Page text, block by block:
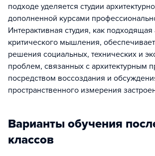
подходе уделяется студии
дополненной курсами
Интерактивная студия, как
критического мышления,
решения социальных, технических и
проблем, связанных с архитектурным
посредством воссоздания и
пространственного измерения
Варианты обучения
классов